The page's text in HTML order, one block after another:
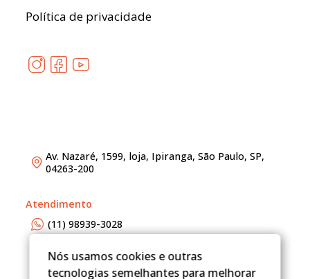
Política de privacidade
Av. Nazaré, 1599, loja, Ipiranga, São Paulo, SP,
04263-200
Atendimento
(11) 98939-3028
adm@redefineimoveis.com.br
Nós usamos cookies e outras
tecnologias semelhantes para melhorar